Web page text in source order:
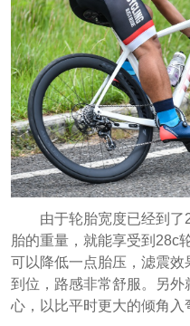
由于轮胎宽度已经到
胎的重量，就能享受到28c
可以降低一点胎压，滤震
到位，路感非常舒服。另
心，以比平时更大的倾角入